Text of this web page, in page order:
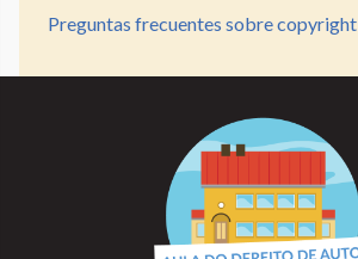
Preguntas frecuentes sobre copyright